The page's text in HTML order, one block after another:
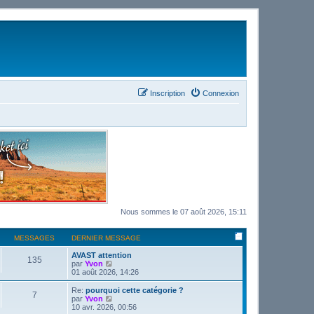
Connexion
Inscription
Nous sommes le 07 août 2026, 15:11
MESSAGES DERNIER MESSAGE
135
AVAST attention
par Yvon
o
n
s
l
01 août 2026, 14:26
7 Re: pourquoi cette catégorie ?
par Yvon
o
10 avr. 2026, 00:56